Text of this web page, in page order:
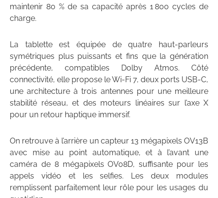
maintenir 80 % de sa capacité après 1 800 cycles de
charge.
La tablette est équipée de quatre haut-parleurs
symétriques plus puissants et fins que la génération
précédente, compatibles Dolby Atmos. Côté
connectivité, elle propose le Wi-Fi 7, deux ports USB-C,
une architecture à trois antennes pour une meilleure
stabilité réseau, et des moteurs linéaires sur l’axe X
pour un retour haptique immersif.
On retrouve à l’arrière un capteur 13 mégapixels OV13B
avec mise au point automatique, et à l’avant une
caméra de 8 mégapixels OV08D, suffisante pour les
appels vidéo et les selfies. Les deux modules
remplissent parfaitement leur rôle pour les usages du